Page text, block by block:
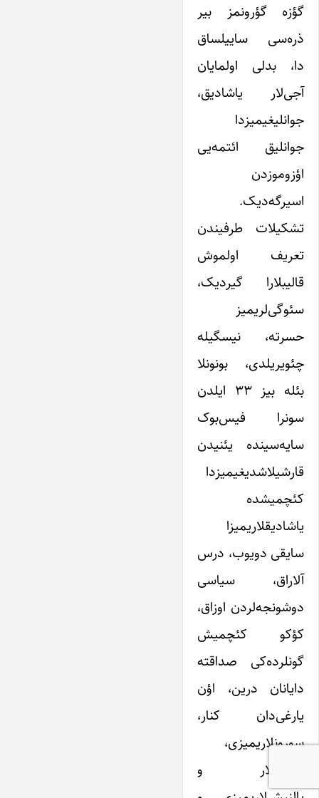
گؤزه گؤرونمز بیر
ذره‌سی ساییلساق
دا، بدلی اولمایان
آجی‌لار یاشادیق،
جوانلیغیمیزدا
جوانلیق ائتمه‌یی
اؤزوموزدن
اسیرگه‌دیک.
تشکیلات طرفیندن
تعریف اولموش
قالیبلارا گیردیک،
سئوگی‌لریمیز
حسرته، نیسگیله
چئویریلدی، بونونلا
بئله بیز ۳۳ ایلدن
سونرا فیس‌بوک
سایه‌سینده یئنیدن
قارشیلاشدیغیمیزدا
کئچمیشده
یاشادیقلاریمیزا
سایقی دویوب، درس
آلاراق، سیاسی
دوشونجه‌لردن اوزاق،
کؤکو کئچمیش
گونلرده‌کی صداقته
دایانان درین، اؤن
یارغی‌دان کنار،
سورونلاریمیزی،
دوغرولار و